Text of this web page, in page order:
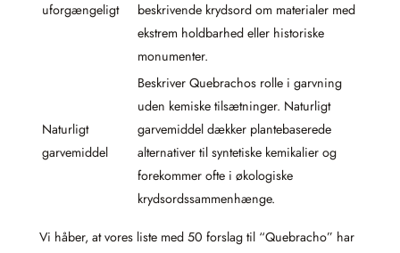
uforgængeligt
beskrivende krydsord om materialer med
ekstrem holdbarhed eller historiske
monumenter.
Naturligt
garvemiddel
Beskriver Quebrachos rolle i garvning
uden kemiske tilsætninger. Naturligt
garvemiddel dækker plantebaserede
alternativer til syntetiske kemikalier og
forekommer ofte i økologiske
krydsordssammenhænge.
Vi håber, at vores liste med 50 forslag til “Quebracho” har